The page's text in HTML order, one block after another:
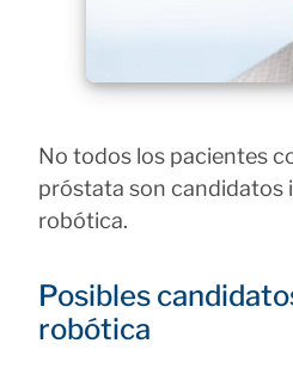
No todos los pacientes
próstata son candidatos
robótica.
Posibles
robótica